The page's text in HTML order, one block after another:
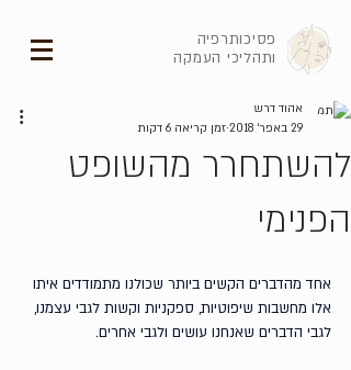
פסיכותרפיה
ותהליכי העמקה
להשתחרר מהשופט
הפנימי
אהוד דרש
29 באפר׳ 2018
זמן קריאה 6 דקות
אחד מהדברים הקשים ביותר שכולנו מתמודדים איתו
אלו מחשבות שיפוטיות, ספקניות וקשות לגבי עצמנו,
לגבי הדברים שאנחנו עושים ולגבי אחרים.